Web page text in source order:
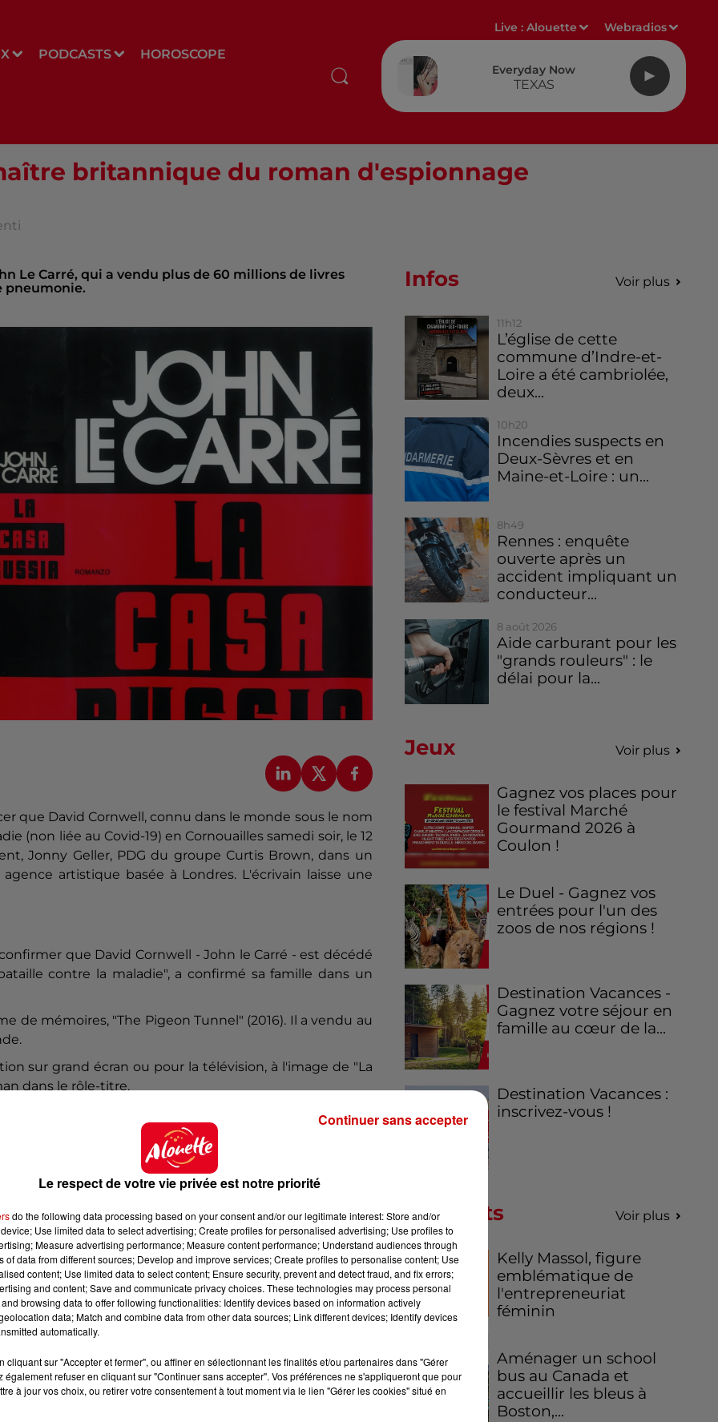
PODCASTS HOROSCOPE
Live :Alouette Webradios
Everyday Now
TEXAS
britannique du roman d'espionnage
Le Carré, qui a vendu plus de 60 millions de livres
pneumonie.
que David Cornwell, connu dans le monde sous le nom
(non liée au Covid-19) en Cornouailles samedi soir, le 12
Jonny Geller, PDG du groupe Curtis Brown, dans un
artistique basée à Londres. L'écrivain laisse une
que David Cornwell - John le Carré - est décédé
contre la maladie", a confirmé sa famille dans un
de mémoires, "The Pigeon Tunnel" (2016). Il a vendu au
sur grand écran ou pour la télévision, à l'image de "La
dans le rôle-titre.
Jouer le rôle de George Smiley a été un des
à beaucoup lui devoir", a déclaré l'acteur dans un
l'agent double britannique Kim Philby qui avait révélé
au KGB, le poussant à démissionner du MI6.
anglaise", a déclaré son agent, louant son "grand
a déploré sur Twitter la mort d'un "géant littéraire" et
Simon Sebag Montefiore s'est dit sur le même réseau
anglaise".
après la parution de son troisième roman, "L'Espion
par l'ennui" que ses activités de diplomate à
Infos Voir plus
11h12
L’église de cette
commune d’Indre-et-
Loire a été cambriolée,
deux...
10h20
Incendies suspects en
Deux-Sèvres et en
Maine-et-Loire : un...
8h49
Rennes : enquête
ouverte après un
accident impliquant un
conducteur...
8 août 2026
Aide carburant pour les
"grands rouleurs" : le
délai pour la...
Jeux Voir plus
Gagnez vos places pour
le festival Marché
Gourmand 2026 à
Coulon !
Le Duel - Gagnez vos
entrées pour l'un des
zoos de nos régions !
Destination Vacances -
Gagnez votre séjour en
famille au cœur de la...
Destination Vacances :
inscrivez-vous !
Podcasts Voir plus
Kelly Massol, figure
emblématique de
l'entrepreneuriat
féminin
Aménager un school
bus au Canada et
accueillir les bleus à
Boston,...
Le respect de votre vie privée est notre priorité
do the following data processing based on your consent and/or our legitimate interest: Store and/or
Use limited data to select advertising; Create profiles for personalised advertising; Use profiles to
Measure advertising performance; Measure content performance; Understand audiences through
of data from different sources; Develop and improve services; Create profiles to personalise content; Use
content; Use limited data to select content; Ensure security, prevent and detect fraud, and fix errors;
and content; Save and communicate privacy choices. These technologies may process personal
browsing data to offer following functionalities: Identify devices based on information actively
data; Match and combine data from other data sources; Link different devices; Identify devices
automatically.
cliquant sur "Accepter et fermer", ou affiner en sélectionnant les finalités et/ou partenaires dans "Gérer
également refuser en cliquant sur "Continuer sans accepter". Vos préférences ne s'appliqueront que pour
à jour vos choix, ou retirer votre consentement à tout moment via le lien "Gérer les cookies" situé en
Continuer sans accepter